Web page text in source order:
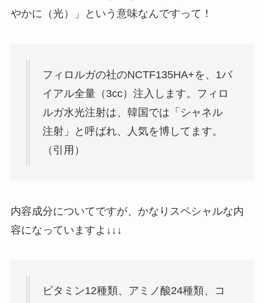
やかに（光）」という意味なんですって！
フィロルガの社のNCTF135HA+を、1バ
イアル全量（3cc）注入します。フィロ
ルガ水光注射は、韓国では「シャネル
注射」と呼ばれ、人気を博してます。
（引用）
内容成分についてですが、かなりスペシャルな内
容になっていますよ↓↓↓
ビタミン12種類、アミノ酸24種類、コ